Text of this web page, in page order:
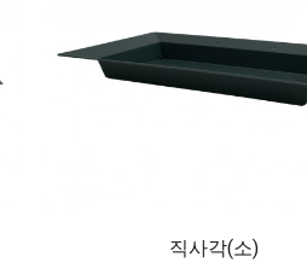
직사각(소)